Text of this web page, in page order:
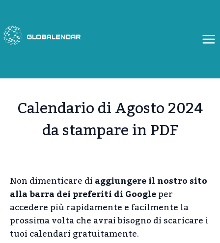
contenuto
Calendario di Agosto 2024
da stampare in PDF
Non dimenticare diaggiungere il nostro sito
alla barra dei preferiti di Googleper
accedere più rapidamente e facilmente la
prossima volta che avrai bisogno di scaricare i
tuoi calendari gratuitamente.